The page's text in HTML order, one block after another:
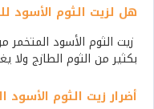
هل لزيت الثوم الأسود
زيت الثوم الأسود المتخمر
بكثير من الثوم الطازج ولا
أضرار زيت الثوم الأسود